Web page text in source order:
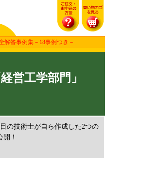
解答事例集－18事例つき－
営工学部門」
の技術士が自ら作成した2つの
！